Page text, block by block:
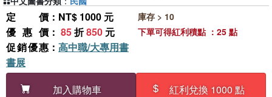
定價 ：NT$ 1000 元
優惠價 ： 85折850 元
促銷優惠 ： 高中職/大專用書
書展
加入購物車
紅利兌換 1000 點
庫存 > 10
下單可得紅利積點 ：25 點